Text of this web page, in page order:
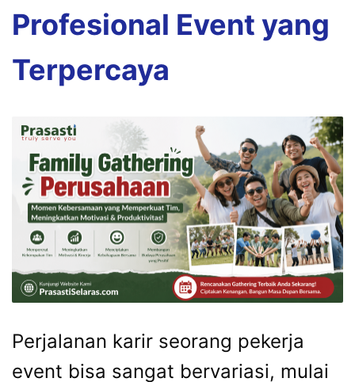
Profesional Event yang
Terpercaya
Perjalanan karir seorang pekerja
event bisa sangat bervariasi, mulai